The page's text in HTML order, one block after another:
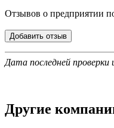
Отзывов о предприятии
Дата последней проверки
Другие